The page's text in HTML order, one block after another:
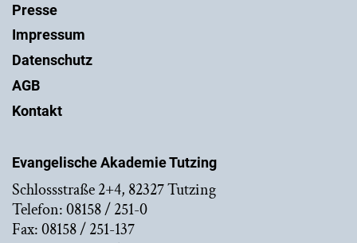
Evangelische Akademie Tutzing
Schlossstraße 2+4, 82327 Tutzing
Telefon: 08158 / 251-0
Fax: 08158 / 251-137
Presse
Impressum
Datenschutz
AGB
Kontakt